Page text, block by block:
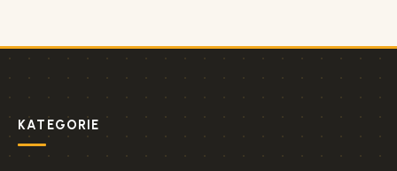
KATEGORIE